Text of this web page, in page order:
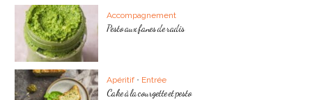
Accompagnement
Pesto aux fanes de radis
Apéritif • Entrée
Cake à la courgette et pesto